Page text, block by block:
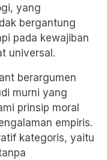
yang
bergantung
pada kewajiban
universal.
berargumen
murni yang
prinsip moral
empiris.
kategoris, yaitu